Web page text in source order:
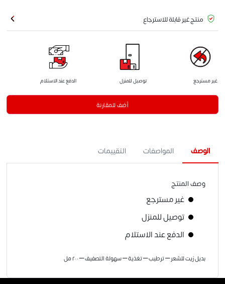
منتج غير قابلة للاسترجاع
غير مسترجع توصيل للمنزل الدفع عند الاستلام
أضف للمقارنة
الوصف المواصفات التقييمات
وصف المنتج
غير مسترجع
توصيل للمنزل
الدفع عند الاستلام
بديل زيت للشعر – ترطيب – تغذية – سهولة التصفيف – ٢٠٠ مل